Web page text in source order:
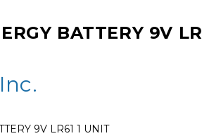
BATTERY 9V
9V LR61 1 UNIT